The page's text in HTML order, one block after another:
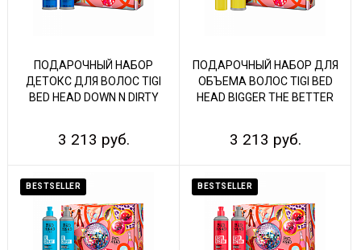
ПОДАРОЧНЫЙ НАБОР
ДЕТОКС ДЛЯ ВОЛОС TIGI
BED HEAD DOWN N DIRTY
3 213 руб.
ПОДАРОЧНЫЙ НАБОР ДЛЯ
ОБЪЕМА ВОЛОС TIGI BED
HEAD BIGGER THE BETTER
3 213 руб.
BESTSELLER BESTSELLER